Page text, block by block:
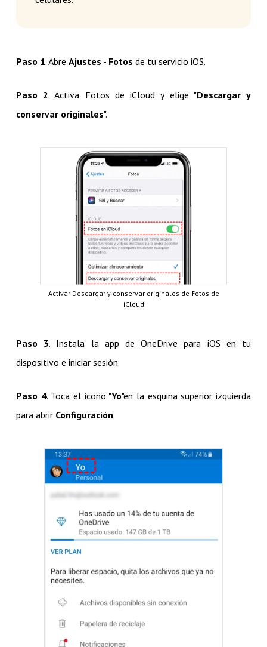
Paso 1. Abre Ajustes - Fotos de tu servicio iOS.
Paso 2. Activa Fotos de iCloud y elige "Descargar y
conservar originales".
Activar Descargar y conservar originales de Fotos de
iCloud
Paso 3. Instala la app de OneDrive para iOS en tu
dispositivo e iniciar sesión.
Paso 4. Toca el icono "Yo"en la esquina superior izquierda
para abrir Configuración.